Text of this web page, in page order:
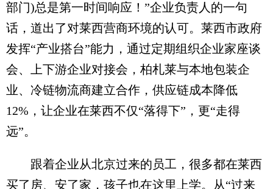
部门)总是第一时间响应！”企业负责人的一句
话，道出了对莱西营商环境的认可。莱西市政府
发挥“产业搭台”能力，通过定期组织企业家座谈
会、上下游企业对接会，柏札莱与本地包装企
业、冷链物流商建立合作，供应链成本降低
12%，让企业在莱西不仅“落得下”，更“走得
远”。
跟着企业从北京过来的员工，很多都在莱西
买了房、安了家，孩子也在这里上学。从“过来